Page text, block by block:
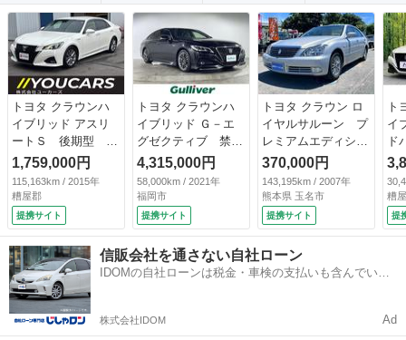
トヨタ クラウンハ
イブリッド アスリ
ートＳ 後期型 禁
煙車 メーカーＳＤ
ナビ ブルーレイ再
生 Ｂｌｕｅｔｏｏ
ｔｈ接続 レーダー
クルーズ プリクラ
ッシュセーフティ
クリアランスソナ
ー 前席シートヒー
ター ステアリング
ヒーター ＬＥＤヘ
1,759,000円
115,163km / 2015年
糟屋郡
提携サイト
トヨタ クラウンハ
イブリッド Ｇ－エ
グゼクティブ 禁煙
車 純正１２．３型
ＳＤナビ フルセグ
／ＢＴ／ミラーキャ
スト 全方位モニタ
ー トヨタセーフテ
ィ ＢＳＭ ＬＫ
Ａ ＰＣＳ クリア
ランスソナー ＲＣ
コン ドラレコ 全
4,315,000円
58,000km / 2021年
福岡市
提携サイト
トヨタ クラウン ロ
イヤルサルーン プ
レミアムエディショ
ン ドライブレコー
ダー ＥＴＣ クリ
アランスソナー オ
ートクルーズコント
ロール バックカメ
イール オートライ
ト ＨＩＤ ＡＴ
370,000円
143,195km / 2007年
熊本県 玉名市
提携サイト
ト
イ
ド
フ
全
軽
ー
フ
ー
１
糟
提
信販会社を通さない自社ローン
IDOMの自社ローンは税金・車検の支払いも含んでいる
株式会社IDOM Ad